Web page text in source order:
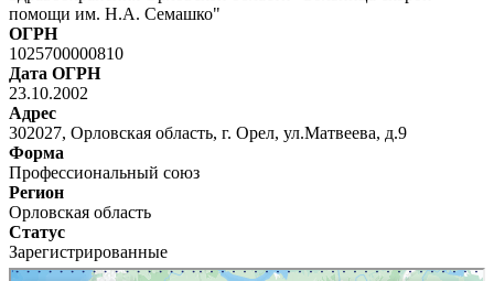
помощи им. Н.А. Семашко"
ОГРН
1025700000810
Дата ОГРН
23.10.2002
Адрес
302027, Орловская область, г. Орел, ул.Матвеева, д.9
Форма
Профессиональный союз
Регион
Орловская область
Статус
Зарегистрированные